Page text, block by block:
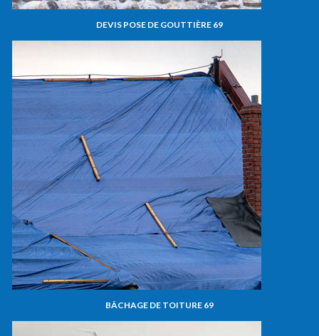
DEVIS POSE DE GOUTTIÈRE 69
BÂCHAGE DE TOITURE 69